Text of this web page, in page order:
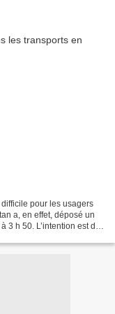
pour les usagers
a, en effet, déposé un
h 50. L’intention est de